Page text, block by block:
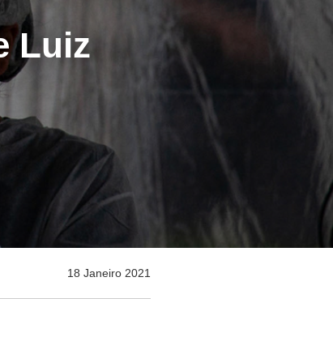
Luiz
18 Janeiro 2021